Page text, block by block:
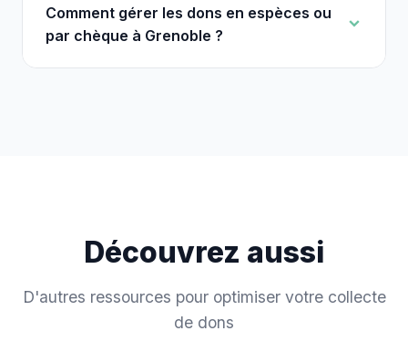
Comment gérer les dons en espèces ou
par chèque à Grenoble ?
Découvrez aussi
D'autres ressources pour optimiser votre collecte
de dons